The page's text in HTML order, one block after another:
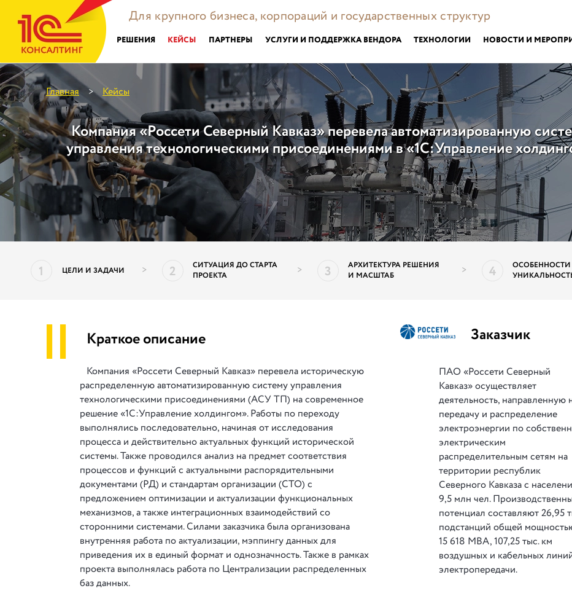
Для крупного бизнеса, корпораций и государственных структур
РЕШЕНИЯ КЕЙСЫ ПАРТНЕРЫ УСЛУГИ И ПОДДЕРЖКА ВЕНДОРА ТЕХНОЛОГИИ НОВОСТИ И
Главная > Кейсы
Компания «Россети Северный Кавказ» перевела автоматизированную
управления технологическими присоединениями в «1С:Управление
1 ЦЕЛИ И ЗАДАЧИ > 2
СИТУАЦИЯ ДО СТАРТА
ПРОЕКТА
> 3
АРХИТЕКТУРА РЕШЕНИЯ
И МАСШТАБ
> 4
ОСОБЕННОСТИ
|| Краткое описание
Компания «Россети Северный Кавказ» перевела историческую
распределенную автоматизированную систему управления
технологическими присоединениями (АСУ ТП) на современное
решение «1С:Управление холдингом». Работы по переходу
выполнялись последовательно, начиная от исследования
процесса и действительно актуальных функций исторической
системы. Также проводился анализ на предмет соответствия
процессов и функций с актуальными распорядительными
документами (РД) и стандартам организации (СТО) с
предложением оптимизации и актуализации функциональных
механизмов, а также интеграционных взаимодействий со
сторонними системами. Силами заказчика была организована
внутренняя работа по актуализации, мэппингу данных для
приведения их в единый формат и однозначность. Также в рамках
проекта выполнялась работа по Централизации распределенных
баз данных.
Заказчик
ПАО «Россети Северный
Кавказ» осуществляет
деятельность, направленную
передачу и распределение
электроэнергии по
электрическим
распределительным сетям на
территории республик
Северного Кавказа с
9,5 млн чел.
потенциал составляют 26,95
подстанций общей
15 618 МВА, 107,25 тыс. км
воздушных и кабельных
электропередачи.